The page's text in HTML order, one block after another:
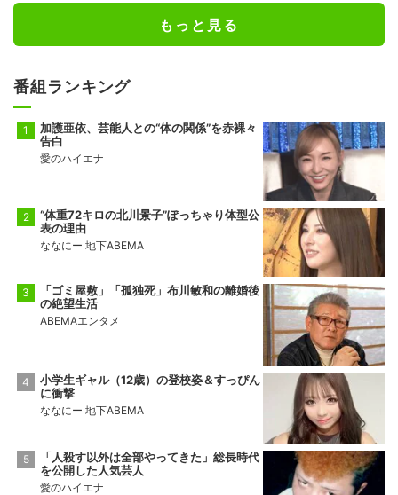
もっと見る
番組ランキング
加護亜依、芸能人との“体の関係”を赤裸々
告白
愛のハイエナ
“体重72キロの北川景子”ぽっちゃり体型公
表の理由
ななにー 地下ABEMA
「ゴミ屋敷」「孤独死」布川敏和の離婚後
の絶望生活
ABEMAエンタメ
小学生ギャル（12歳）の登校姿＆すっぴん
に衝撃
ななにー 地下ABEMA
「人殺す以外は全部やってきた」総長時代
を公開した人気芸人
愛のハイエナ